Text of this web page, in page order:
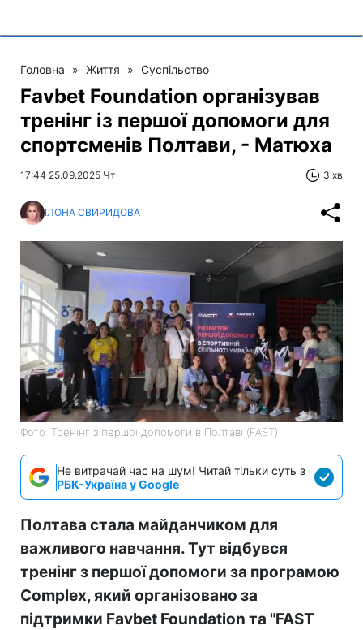
Головна » Життя » Суспільство
Favbet Foundation організував
тренінг із першої допомоги для
спортсменів Полтави, - Матюха
17:44 25.09.2025 Чт 3 хв
ІЛОНА СВИРИДОВА
Фото: Тренінг з першої допомоги в Полтаві (FAST)
Не витрачай час на шум! Читай тільки суть з
РБК-Україна у Google
Полтава стала майданчиком для
важливого навчання. Тут відбувся
тренінг з першої допомоги за програмою
Complex, який організовано за
підтримки Favbet Foundation та "FAST